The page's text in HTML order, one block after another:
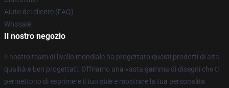
Aiuto del cliente (FAQ)
Whosale
Il nostro negozio
Il nostro team di livello mondiale ha progettato questi prodotti di alta
qualità e ben progettati. Offriamo una vasta gamma di disegni che ti
permettono di esprimere il tuo stile e mostrare la tua personalità